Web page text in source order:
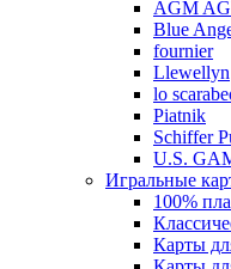
AGM
Blue
fournier
Llewellyn
lo
Piatnik
Schiffer
U.S.
Игральные
100%
Карты